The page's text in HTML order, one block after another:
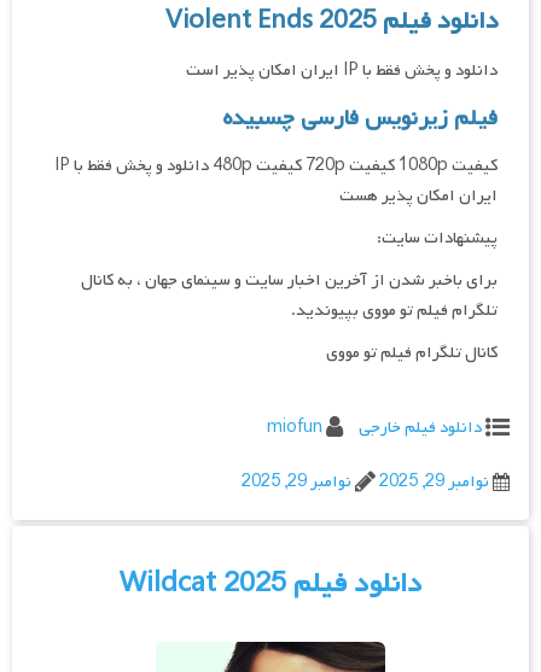
دانلود فیلم Violent Ends 2025
دانلود و پخش فقط با IP ایران امکان پذیر است
فیلم زیرنویس فارسی چسبیده
کیفیت 1080p کیفیت 720p کیفیت 480p دانلود و پخش فقط با IP
ایران امکان پذیر هست
پیشنهادات سایت:
برای باخبر شدن از آخرین اخبار سایت و سینمای جهان ، به کانال
تلگرام فیلم تو مووی بپیوندید.
کانال تلگرام فیلم تو مووی
دانلود فیلم خارجی
miofun
نوامبر 29, 2025
نوامبر 29, 2025
دانلود فیلم Wildcat 2025